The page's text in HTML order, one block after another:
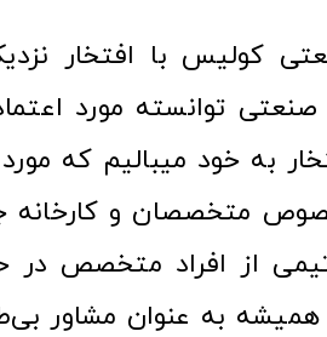
به خود میبالیم که
متخصصان و
از افراد متخصص در
به عنوان مشاور